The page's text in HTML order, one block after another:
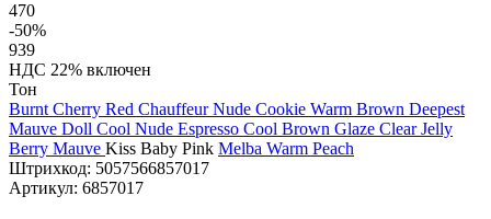
470
-50%
939
НДС 22% включен
Тон
Burnt Cherry Red Chauffeur Nude Cookie Warm Brown Deepest
Mauve Doll Cool Nude Espresso Cool Brown Glaze ClearJelly
Berry Mauve Kiss Baby Pink Melba Warm Peach
Штрихкод: 5057566857017
Артикул: 6857017